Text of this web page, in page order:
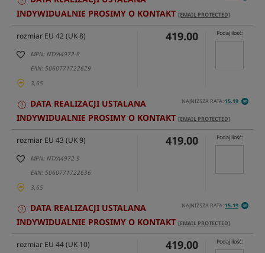
INDYWIDUALNIE PROSIMY O KONTAKT [EMAIL PROTECTED]
rozmiar EU 42 (UK 8)
MPN: NTXA4972-8
EAN: 5060771722629
3,65
419.00 Podaj ilość:
NAJNIŻSZA RATA:15.19
DATA REALIZACJI USTALANA
INDYWIDUALNIE PROSIMY O KONTAKT [EMAIL PROTECTED]
rozmiar EU 43 (UK 9)
MPN: NTXA4972-9
EAN: 5060771722636
3,65
419.00 Podaj ilość:
NAJNIŻSZA RATA:15.19
DATA REALIZACJI USTALANA
INDYWIDUALNIE PROSIMY O KONTAKT [EMAIL PROTECTED]
rozmiar EU 44 (UK 10) 419.00 Podaj ilość: